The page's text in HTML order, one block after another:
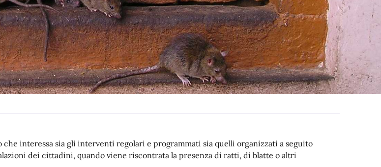
che interessa sia gli interventi regolari e programmati sia quelli organizzati a seguito
dei cittadini, quando viene riscontrata la presenza di ratti, di blatte o altri